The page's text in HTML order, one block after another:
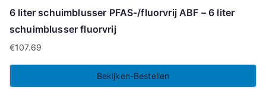
6 liter schuimblusser PFAS-/fluorvrij ABF – 6 liter
schuimblusser fluorvrij
€107.69
Bekijken-Bestellen